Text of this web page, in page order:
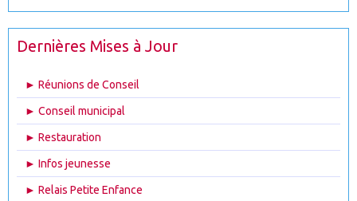
Dernières Mises à Jour
► Réunions de Conseil
► Conseil municipal
► Restauration
► Infos jeunesse
► Relais Petite Enfance